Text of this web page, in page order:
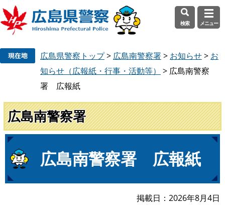
頭
で
す
。
飛
ば
し
て
へ
検索 メニュー
広島県警察トップ> 広島南警察署> お知らせ> お
知らせ（広報紙・行事・活動等）
> 広島南警察
署 広報紙
広島南警察署
文
広島南警察署 広報紙
掲載日 2026年8月4日